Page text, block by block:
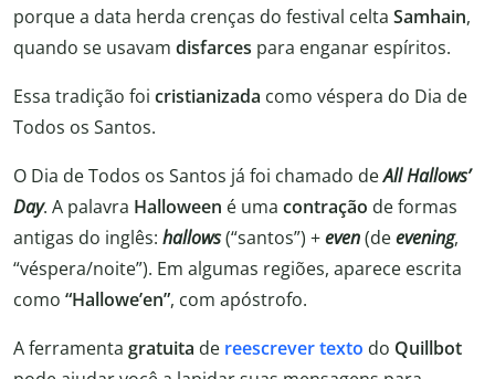
porque a data herda crenças do festival celta Samhain,
quando se usavam disfarces para enganar espíritos.
Essa tradição foi cristianizada como véspera do Dia de
Todos os Santos.
O Dia de Todos os Santos já foi chamado deAll Hallows’
Day. A palavra Halloween é uma contração de formas
antigas do inglês: hallows(“santos”) +even(deevening,
“véspera/noite”). Em algumas regiões, aparece escrita
como “Hallowe’en”, com apóstrofo.
A ferramenta gratuita de reescrever texto do Quillbot